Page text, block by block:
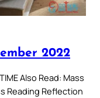
2022
Also Read: Mass
Reading Reflection